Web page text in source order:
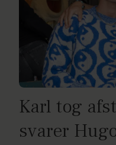
Karl tog
svarer